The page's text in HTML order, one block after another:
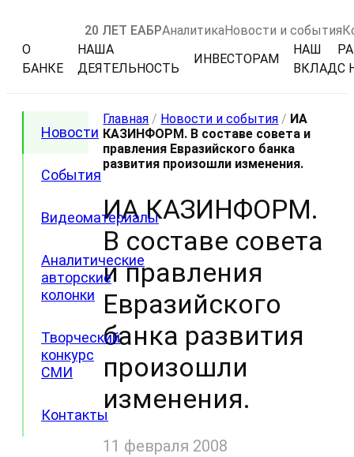
20 ЛЕТ ЕАБРАналитикаНовости и события
О
БАНКЕ
НАША
ДЕЯТЕЛЬНОСТЬ
ИНВЕСТОРАМ
НАШ
ВКЛАДС
Новости
События
Видеоматериалы
Аналитические
авторские
колонки
Творческий
конкурс
СМИ
Контакты
Главная / Новости и события / ИА
КАЗИНФОРМ. В составе совета и
правления Евразийского банка
развития произошли изменения.
ИА КАЗИНФОРМ.
В составе совета
и правления
Евразийского
банка развития
произошли
изменения.
11 февраля 2008